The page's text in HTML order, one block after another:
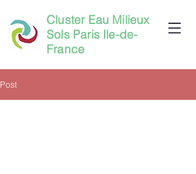
Cluster Eau Milieux
Sols Paris Ile-de-
France
Post